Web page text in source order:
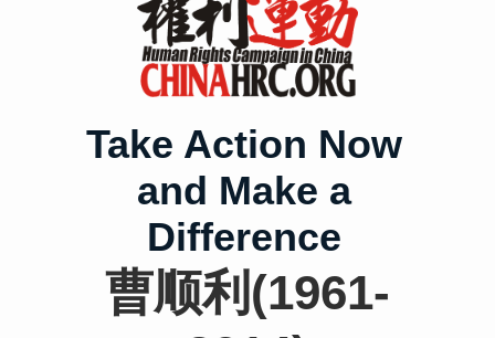
Take Action Now
and Make a
Difference
曹顺利(1961-